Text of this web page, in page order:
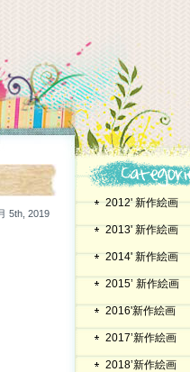
5th, 2019
2012' 新作絵画
2013' 新作絵画
2014' 新作絵画
2015’ 新作絵画
2016'新作絵画
2017’新作絵画
2018’新作絵画